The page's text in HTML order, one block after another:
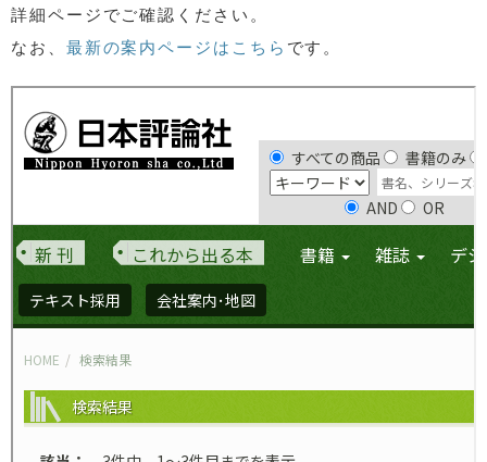
詳細ページでご確認ください。
なお、 最新の案内ページはこちら です。